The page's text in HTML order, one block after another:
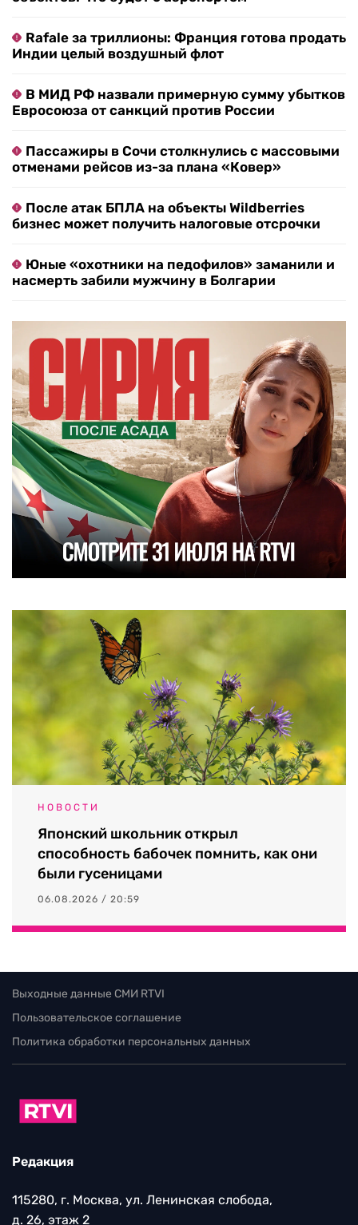
Rafale за триллионы: Франция готова продать
Индии целый воздушный флот
В МИД РФ назвали примерную сумму убытков
Евросоюза от санкций против России
Пассажиры в Сочи столкнулись с массовыми
отменами рейсов из-за плана «Ковер»
После атак БПЛА на объекты Wildberries
бизнес может получить налоговые отсрочки
Юные «охотники на педофилов» заманили и
насмерть забили мужчину в Болгарии
НОВОСТИ
Японский школьник открыл
способность бабочек помнить, как они
были гусеницами
06.08.2026 / 20:59
Выходные данные СМИ RTVI
Пользовательское соглашение
Политика обработки персональных данных
Редакция
115280, г. Москва, ул. Ленинская слобода,
д. 26, этаж 2